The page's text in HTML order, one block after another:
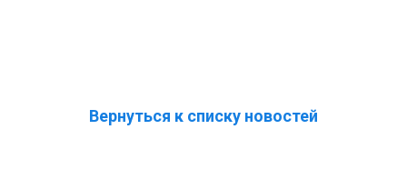
Вернуться к списку новостей